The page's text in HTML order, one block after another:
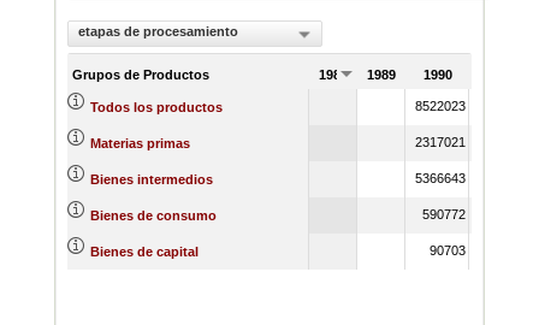
etapas de procesamiento
Grupos de Productos 1988 1989 1990
Todos los productos 8522023
Materias primas 2317021
Bienes intermedios 5366643
Bienes de consumo 590772
Bienes de capital 90703